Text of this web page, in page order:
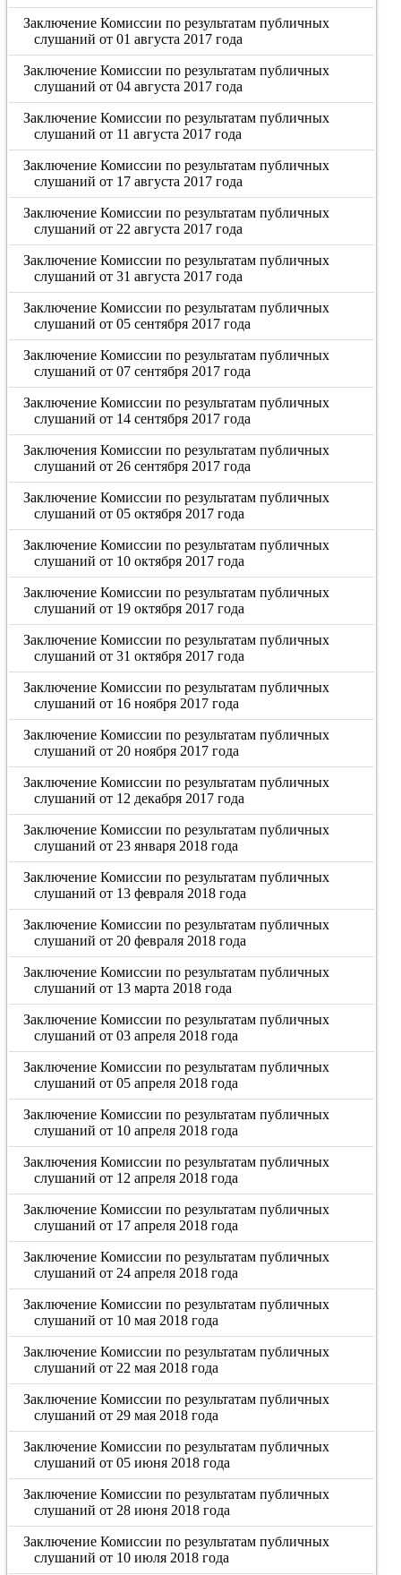
Заключение Комиссии по результатам публичных
слушаний от 01 августа 2017 года
Заключение Комиссии по результатам публичных
слушаний от 04 августа 2017 года
Заключение Комиссии по результатам публичных
слушаний от 11 августа 2017 года
Заключение Комиссии по результатам публичных
слушаний от 17 августа 2017 года
Заключение Комиссии по результатам публичных
слушаний от 22 августа 2017 года
Заключение Комиссии по результатам публичных
слушаний от 31 августа 2017 года
Заключение Комиссии по результатам публичных
слушаний от 05 сентября 2017 года
Заключение Комиссии по результатам публичных
слушаний от 07 сентября 2017 года
Заключение Комиссии по результатам публичных
слушаний от 14 сентября 2017 года
Заключения Комиссии по результатам публичных
слушаний от 26 сентября 2017 года
Заключение Комиссии по результатам публичных
слушаний от 05 октября 2017 года
Заключение Комиссии по результатам публичных
слушаний от 10 октября 2017 года
Заключение Комиссии по результатам публичных
слушаний от 19 октября 2017 года
Заключение Комиссии по результатам публичных
слушаний от 31 октября 2017 года
Заключение Комиссии по результатам публичных
слушаний от 16 ноября 2017 года
Заключение Комиссии по результатам публичных
слушаний от 20 ноября 2017 года
Заключение Комиссии по результатам публичных
слушаний от 12 декабря 2017 года
Заключение Комиссии по результатам публичных
слушаний от 23 января 2018 года
Заключение Комиссии по результатам публичных
слушаний от 13 февраля 2018 года
Заключение Комиссии по результатам публичных
слушаний от 20 февраля 2018 года
Заключение Комиссии по результатам публичных
слушаний от 13 марта 2018 года
Заключение Комиссии по результатам публичных
слушаний от 03 апреля 2018 года
Заключение Комиссии по результатам публичных
слушаний от 05 апреля 2018 года
Заключение Комиссии по результатам публичных
слушаний от 10 апреля 2018 года
Заключения Комиссии по результатам публичных
слушаний от 12 апреля 2018 года
Заключение Комиссии по результатам публичных
слушаний от 17 апреля 2018 года
Заключение Комиссии по результатам публичных
слушаний от 24 апреля 2018 года
Заключение Комиссии по результатам публичных
слушаний от 10 мая 2018 года
Заключение Комиссии по результатам публичных
слушаний от 22 мая 2018 года
Заключение Комиссии по результатам публичных
слушаний от 29 мая 2018 года
Заключение Комиссии по результатам публичных
слушаний от 05 июня 2018 года
Заключение Комиссии по результатам публичных
слушаний от 28 июня 2018 года
Заключение Комиссии по результатам публичных
слушаний от 10 июля 2018 года